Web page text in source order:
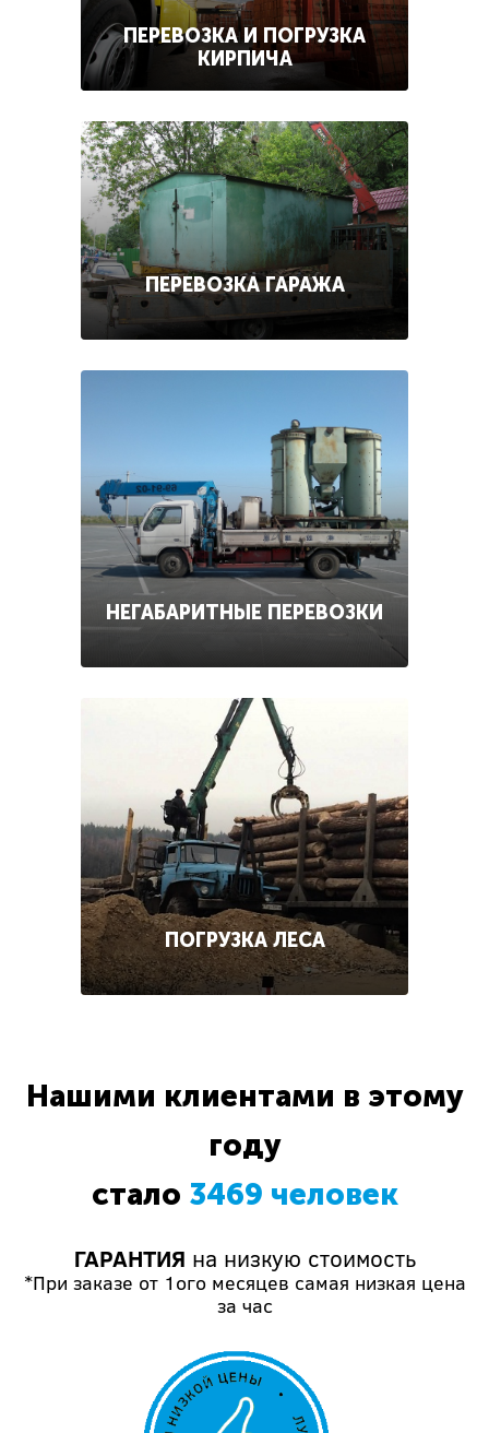
ПЕРЕВОЗКА И ПОГРУЗКА
КИРПИЧА
ПЕРЕВОЗКА ГАРАЖА
НЕГАБАРИТНЫЕ ПЕРЕВОЗКИ
ПОГРУЗКА ЛЕСА
Нашими клиентами в этому
году
стало 3469 человек
ГАРАНТИЯ на низкую стоимость
*При заказе от 1ого месяцев самая низкая цена
за час